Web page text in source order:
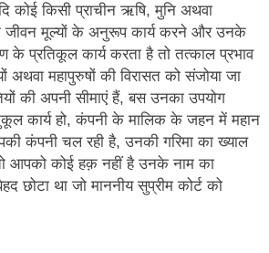
कोई किसी प्राचीन ऋषि, मुनि अथवा
जीवन मूल्यों के अनुरूप कार्य करने और उनके
प्रतिकूल कार्य करता है तो तत्काल प्रभाव
महापुरुषों की विरासत को संजोया जा
की अपनी सीमाएं हैं, बस उनका उपयोग
कार्य हो, कंपनी के मालिक के जहन में महान
कंपनी चल रही है, उनकी गरिमा का ख्याल
आपको कोई हक़ नहीं है उनके नाम का
छोटा था जो माननीय सुप्रीम कोर्ट को